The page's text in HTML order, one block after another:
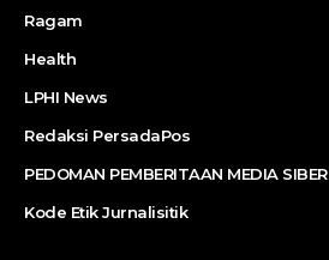
Ragam
Health
LPHI News
Redaksi PersadaPos
PEDOMAN PEMBERITAAN MEDIA SIBER
Kode Etik Jurnalisitik